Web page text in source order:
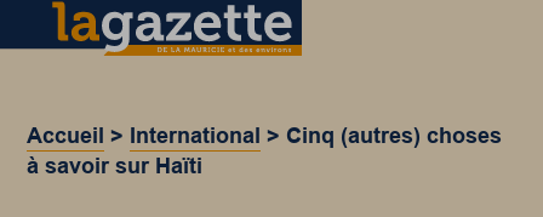
Accueil > International > Cinq (autres) choses
à savoir sur Haïti